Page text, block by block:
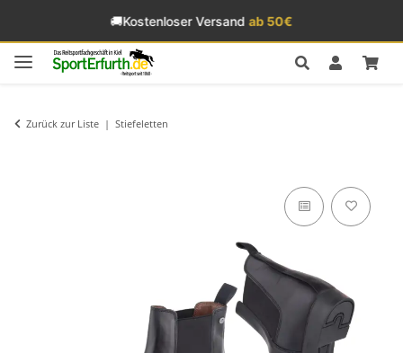
🚚Kostenloser Versandab 50€
Zurück zur Liste Stiefeletten